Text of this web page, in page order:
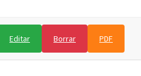
Editar Borrar PDF